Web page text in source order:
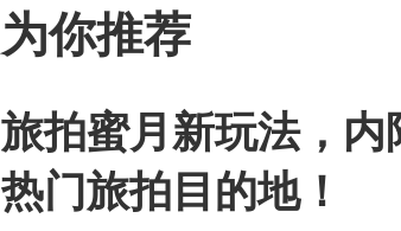
为你推荐
旅拍蜜月新玩法，内
热门旅拍目的地！